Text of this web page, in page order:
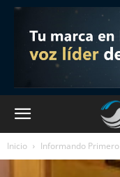
Inicio Informando Primero